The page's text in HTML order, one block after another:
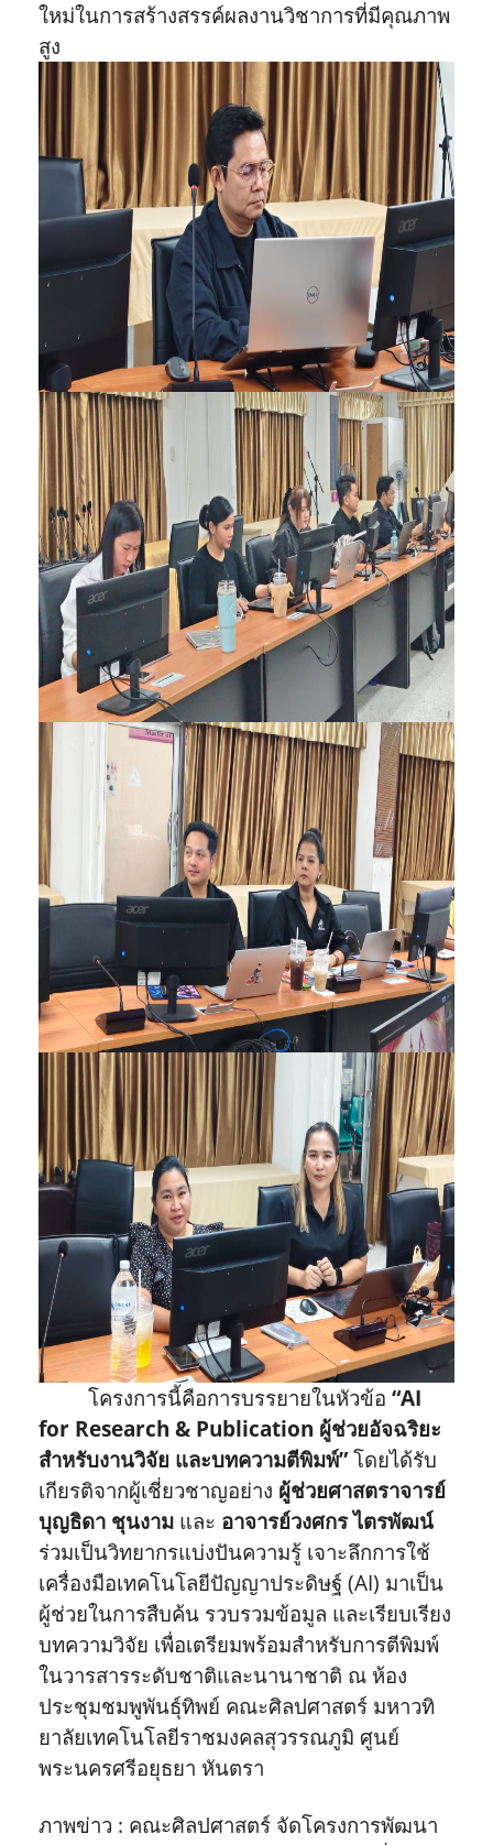
ใหม่ในการสร้างสรรค์ผลงานวิชาการที่มีคุณภาพ
สูง
โครงการนี้คือการบรรยายในหัวข้อ “AI
for Research & Publication ผู้ช่วยอัจฉริยะ
สำหรับงานวิจัย และบทความตีพิมพ์”โดยได้รับ
เกียรติจากผู้เชี่ยวชาญอย่าง ผู้ช่วยศาสตราจารย์
บุญธิดา ชุนงาม และ อาจารย์วงศกร ไตรพัฒน์
ร่วมเป็นวิทยากรแบ่งปันความรู้ เจาะลึกการใช้
เครื่องมือเทคโนโลยีปัญญาประดิษฐ์ (AI) มาเป็น
ผู้ช่วยในการสืบค้น รวบรวมข้อมูล และเรียบเรียง
บทความวิจัย เพื่อเตรียมพร้อมสำหรับการตีพิมพ์
ในวารสารระดับชาติและนานาชาติ ณ ห้อง
ประชุมชมพูพันธุ์ทิพย์ คณะศิลปศาสตร์ มหาวทิ
ยาลัยเทคโนโลยีราชมงคลสุวรรณภูมิ ศูนย์
พระนครศรีอยุธยา หันตรา
ภาพข่าว : คณะศิลปศาสตร์ จัดโครงการพัฒนา